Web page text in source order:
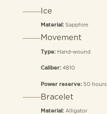
Ice
Material: Sapphire
Movement
Type: Hand-wound
Caliber: 4810
Power reserve: 50 hours
Bracelet
Material: Alligator